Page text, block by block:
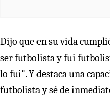
Dijo que en su vida
ser futbolista y fui
lo fui". Y destaca una
futbolista y sé de